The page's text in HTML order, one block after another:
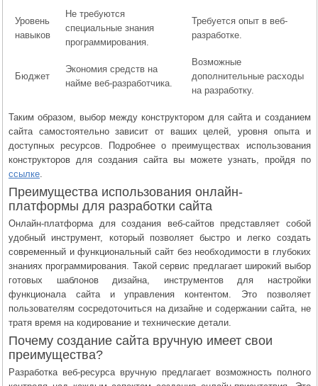
Уровень
навыков
Не требуются
специальные знания
программирования.
Требуется опыт в веб-
разработке.
Бюджет
Экономия средств на
найме веб-разработчика.
Возможные
дополнительные расходы
на разработку.
Таким образом, выбор между конструктором для сайта и созданием
сайта самостоятельно зависит от ваших целей, уровня опыта и
доступных ресурсов. Подробнее о преимуществах использования
конструкторов для создания сайта вы можете узнать, пройдя по
ссылке
Преимущества использования онлайн-
платформы для разработки сайта
Онлайн-платформа для создания веб-сайтов представляет собой
удобный инструмент, который позволяет быстро и легко создать
современный и функциональный сайт без необходимости в глубоких
знаниях программирования. Такой сервис предлагает широкий выбор
готовых шаблонов дизайна, инструментов для настройки
функционала сайта и управления контентом. Это позволяет
пользователям сосредоточиться на дизайне и содержании сайта, не
тратя время на кодирование и технические детали.
Почему создание сайта вручную имеет свои
преимущества?
Разработка веб-ресурса вручную предлагает возможность полного